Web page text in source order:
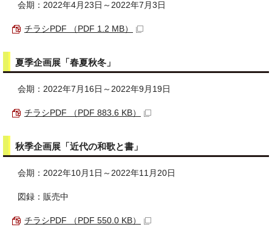
会期：2022年4月23日～2022年7月3日
チラシPDF （PDF 1.2 MB）
夏季企画展「春夏秋冬」
会期：2022年7月16日～2022年9月19日
チラシPDF （PDF 883.6 KB）
秋季企画展「近代の和歌と書」
会期：2022年10月1日～2022年11月20日
図録：販売中
チラシPDF （PDF 550.0 KB）